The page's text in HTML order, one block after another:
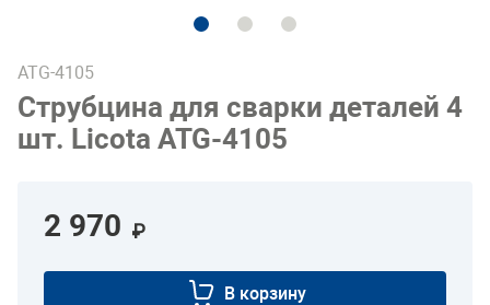
ATG-4105
Струбцина для сварки деталей 4
шт. Licota ATG-4105
2 970 ₽
В корзину